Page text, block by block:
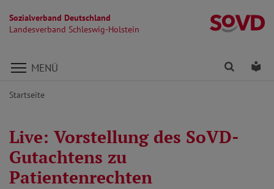
Sozialverband Deutschland
Landesverband Schleswig-Holstein
Direkt zu den Inhalten springen
MENÜ Finden
Startseite
Live: Vorstellung des SoVD-
Gutachtens zu
Patientenrechten